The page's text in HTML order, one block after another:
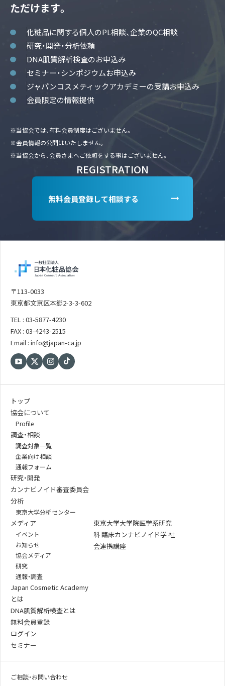
ただけます。
化粧品に関する個人のPL相談、企業のQC相談
研究・開発・分析依頼
DNA肌質解析検査のお申込み
セミナー・シンポジウムお申込み
ジャパンコスメティックアカデミーの受講お申込み
会員限定の情報提供
※当協会では、有料会員制度はございません。
※会員情報の公開はいたしません。
※当協会から、会員さまへご依頼をする事はございません。
REGISTRATION
無料会員登録して相談する
〒113-0033
東京都文京区本郷2-3-3-602
TEL : 03-5877-4230
FAX : 03-4243-2515
Email : info@japan-ca.jp
トップ
協会について
Profile
調査・相談
調査対象一覧
企業向け相談
通報フォーム
研究・開発
カンナビノイド審査委員会
分析
東京大学分析センター
メディア
イベント
お知らせ
協会メディア
研究
通報・調査
Japan Cosmetic Academy
とは
DNA肌質解析検査とは
無料会員登録
ログイン
セミナー
東京大学大学院医学系研究
科 臨床カンナビノイド学 社
会連携講座
ご相談・お問い合わせ